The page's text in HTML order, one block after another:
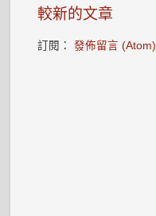
較新的文章
訂閱：發佈留言 (Atom)